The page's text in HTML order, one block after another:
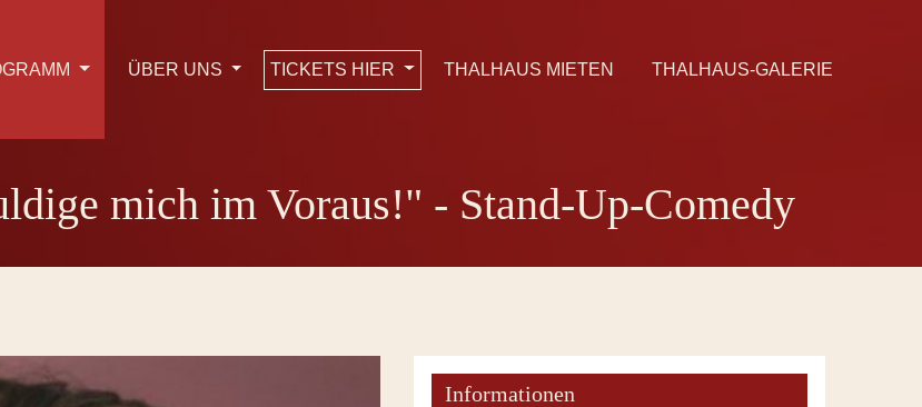
ÜBER UNS TICKETS HIER THALHAUS MIETEN THALHAUS-GALERIE
mich im Voraus!" - Stand-Up-Comedy
Informationen